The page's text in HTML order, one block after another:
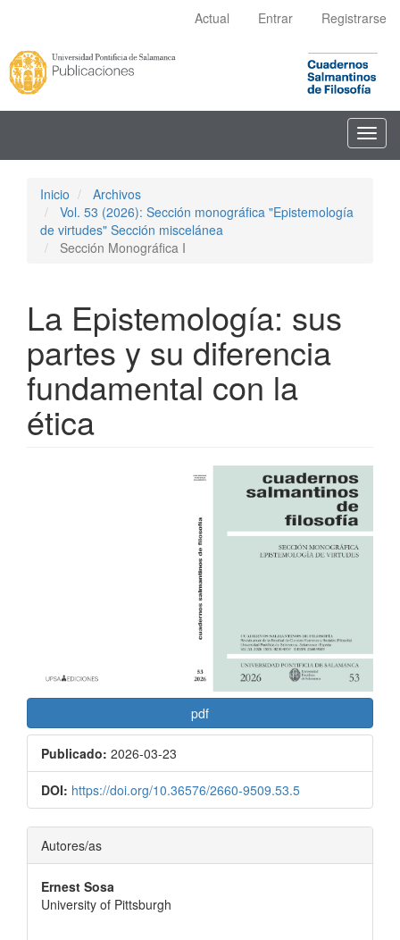
principal
Barra
lateral
Actual Entrar Registrarse
Inicio
Archivos
Vol. 53 (2026): Sección monográfica "Epistemología
de virtudes" Sección miscelánea
Sección Monográfica I
La Epistemología: sus
partes y su diferencia
fundamental con la
ética
pdf
Publicado: 2026-03-23
DOI: https://doi.org/10.36576/2660-9509.53.5
Contenido
principal
del
Autores/as
Ernest Sosa
University of Pittsburgh